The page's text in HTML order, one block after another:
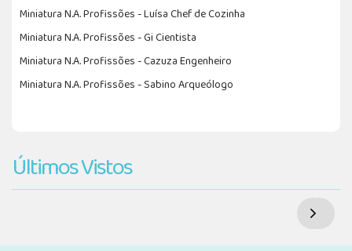
Miniatura N.A. Profissões - Luísa Chef de Cozinha
Miniatura N.A. Profissões - Gi Cientista
Miniatura N.A. Profissões - Cazuza Engenheiro
Miniatura N.A. Profissões - Sabino Arqueólogo
Últimos Vistos